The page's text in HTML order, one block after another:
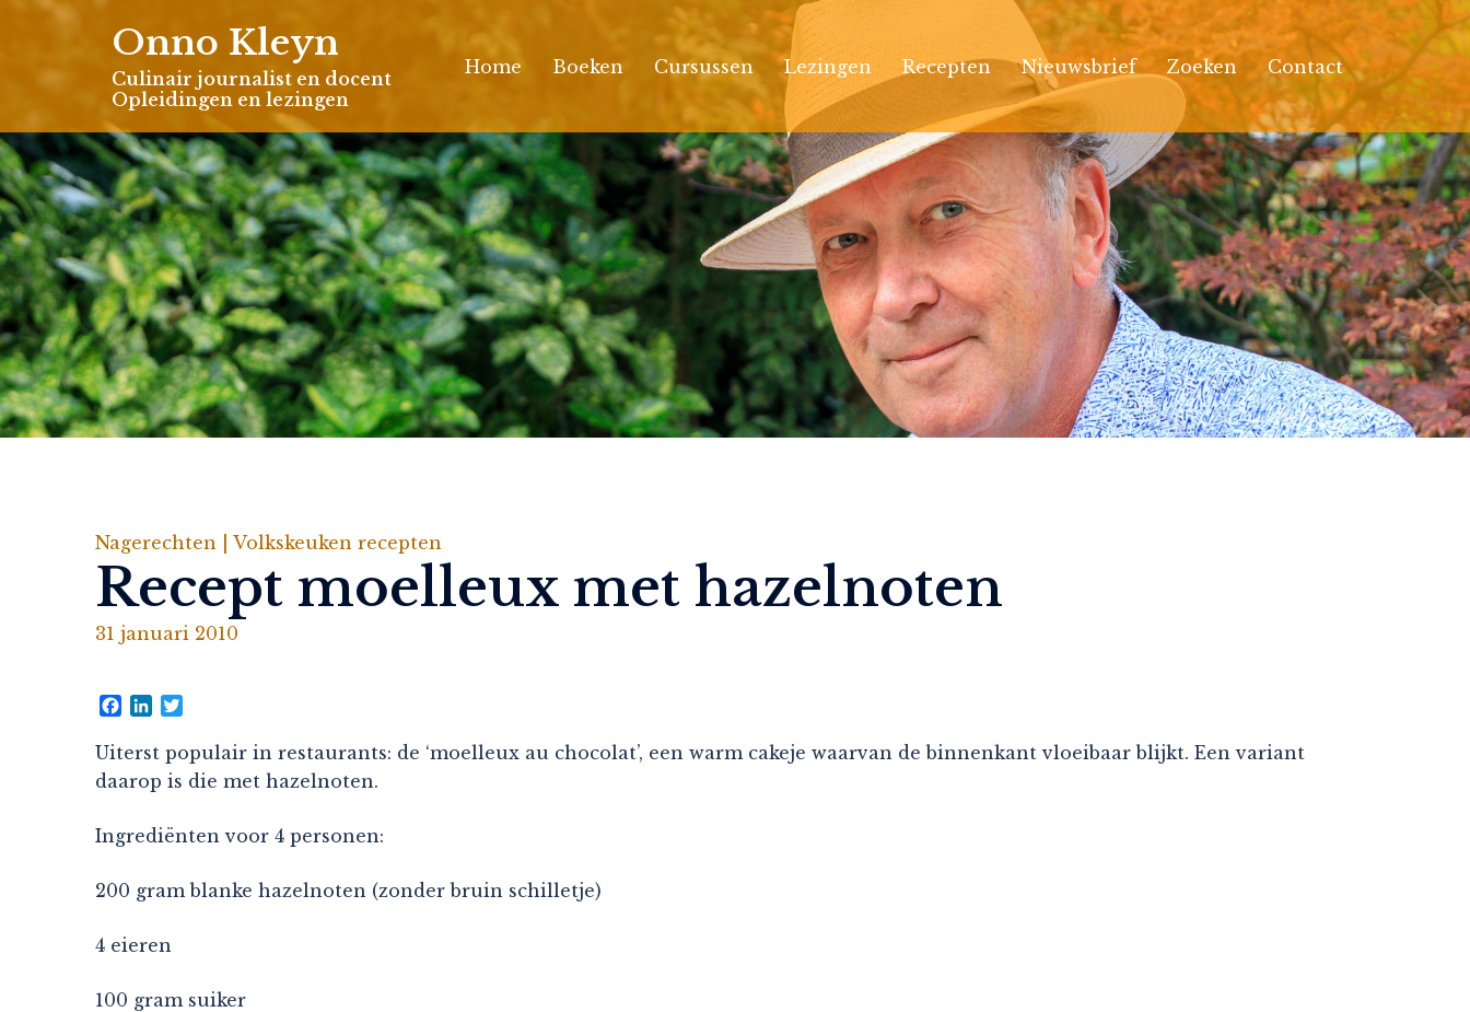
Skip
content
Onno Kleyn
Culinair journalist en docent
Opleidingen en lezingen
Home Boeken Cursussen Lezingen Recepten Nieuwsbrief Zoeken Contact
Nagerechten | Volkskeuken recepten
Recept moelleux met hazelnoten
31 januari 2010
Facebook
LinkedIn
Uiterst populair in restaurants: de ‘moelleux au chocolat’, een warm cakeje waarvan de binnenkant vloeibaar blijkt. Een variant
daarop is die met hazelnoten.
Ingrediënten voor 4 personen:
200 gram blanke hazelnoten (zonder bruin schilletje)
4 eieren
100 gram suiker